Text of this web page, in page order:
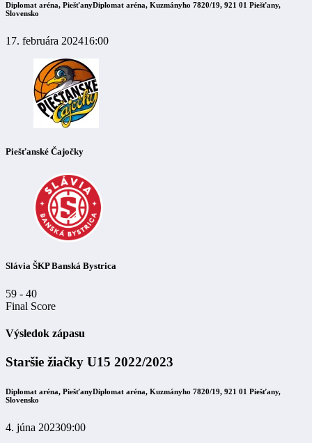
Diplomat aréna, PiešťanyDiplomat aréna, Kuzmányho 7820/19, 921 01 Piešťany,
Slovensko
17. februára 202416:00
Piešťanské Čajočky
Slávia ŠKP Banská Bystrica
59 - 40
Final Score
Výsledok zápasu
Staršie žiačky U15 2022/2023
Diplomat aréna, PiešťanyDiplomat aréna, Kuzmányho 7820/19, 921 01 Piešťany,
Slovensko
4. júna 202309:00